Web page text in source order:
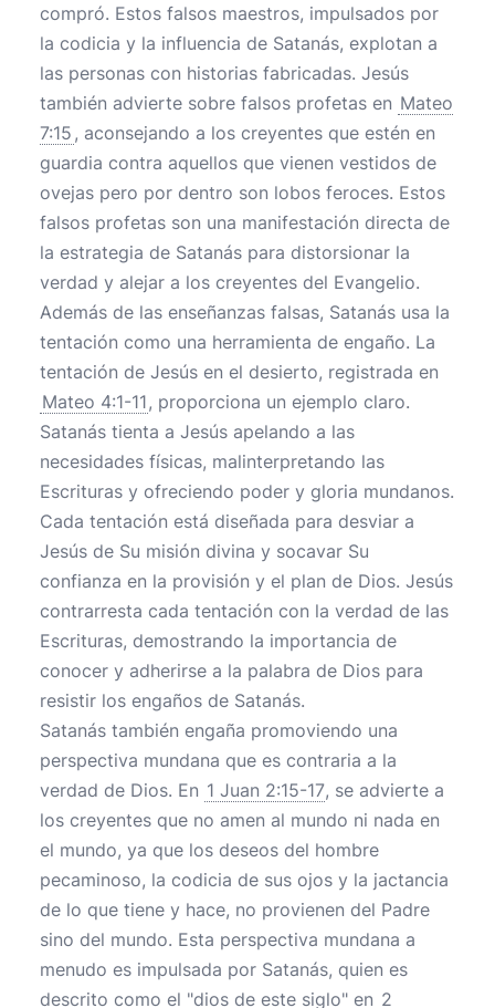
compró. Estos falsos maestros, impulsados por
la codicia y la influencia de Satanás, explotan a
las personas con historias fabricadas. Jesús
también advierte sobre falsos profetas en Mateo
7:15 , aconsejando a los creyentes que estén en
guardia contra aquellos que vienen vestidos de
ovejas pero por dentro son lobos feroces. Estos
falsos profetas son una manifestación directa de
la estrategia de Satanás para distorsionar la
verdad y alejar a los creyentes del Evangelio.
Además de las enseñanzas falsas, Satanás usa la
tentación como una herramienta de engaño. La
tentación de Jesús en el desierto, registrada en
Mateo 4:1-11, proporciona un ejemplo claro.
Satanás tienta a Jesús apelando a las
necesidades físicas, malinterpretando las
Escrituras y ofreciendo poder y gloria mundanos.
Cada tentación está diseñada para desviar a
Jesús de Su misión divina y socavar Su
confianza en la provisión y el plan de Dios. Jesús
contrarresta cada tentación con la verdad de las
Escrituras, demostrando la importancia de
conocer y adherirse a la palabra de Dios para
resistir los engaños de Satanás.
Satanás también engaña promoviendo una
perspectiva mundana que es contraria a la
verdad de Dios. En 1 Juan 2:15-17, se advierte a
los creyentes que no amen al mundo ni nada en
el mundo, ya que los deseos del hombre
pecaminoso, la codicia de sus ojos y la jactancia
de lo que tiene y hace, no provienen del Padre
sino del mundo. Esta perspectiva mundana a
menudo es impulsada por Satanás, quien es
descrito como el "dios de este siglo" en 2